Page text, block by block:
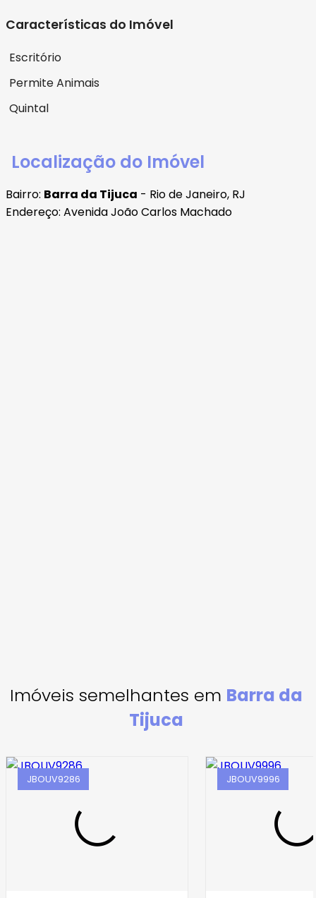
Características do Imóvel
Escritório
Permite Animais
Quintal
Localização do Imóvel
Bairro: Barra da Tijuca - Rio de Janeiro, RJ
Endereço: Avenida João Carlos Machado
Imóveis semelhantes em Barra da
Tijuca
JBOUV9286 JBOUV9996